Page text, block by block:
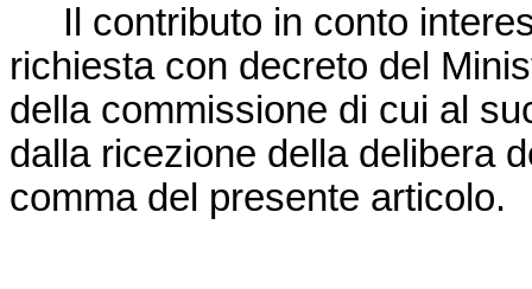
Il contributo in conto
richiesta con decreto del
della commissione di cui al
dalla ricezione della delibera
comma del presente articolo.